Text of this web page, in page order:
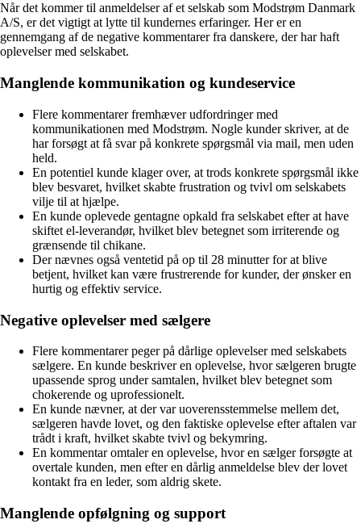
Når det kommer til anmeldelser af et selskab som Modstrøm Danmark
A/S, er det vigtigt at lytte til kundernes erfaringer. Her er en
gennemgang af de negative kommentarer fra danskere, der har haft
oplevelser med selskabet.
Manglende kommunikation og kundeservice
Flere kommentarer fremhæver udfordringer med
kommunikationen med Modstrøm. Nogle kunder skriver, at de
har forsøgt at få svar på konkrete spørgsmål via mail, men uden
held.
En potentiel kunde klager over, at trods konkrete spørgsmål ikke
blev besvaret, hvilket skabte frustration og tvivl om selskabets
vilje til at hjælpe.
En kunde oplevede gentagne opkald fra selskabet efter at have
skiftet el-leverandør, hvilket blev betegnet som irriterende og
grænsende til chikane.
Der nævnes også ventetid på op til 28 minutter for at blive
betjent, hvilket kan være frustrerende for kunder, der ønsker en
hurtig og effektiv service.
Negative oplevelser med sælgere
Flere kommentarer peger på dårlige oplevelser med selskabets
sælgere. En kunde beskriver en oplevelse, hvor sælgeren brugte
upassende sprog under samtalen, hvilket blev betegnet som
chokerende og uprofessionelt.
En kunde nævner, at der var uoverensstemmelse mellem det,
sælgeren havde lovet, og den faktiske oplevelse efter aftalen var
trådt i kraft, hvilket skabte tvivl og bekymring.
En kommentar omtaler en oplevelse, hvor en sælger forsøgte at
overtale kunden, men efter en dårlig anmeldelse blev der lovet
kontakt fra en leder, som aldrig skete.
Manglende opfølgning og support